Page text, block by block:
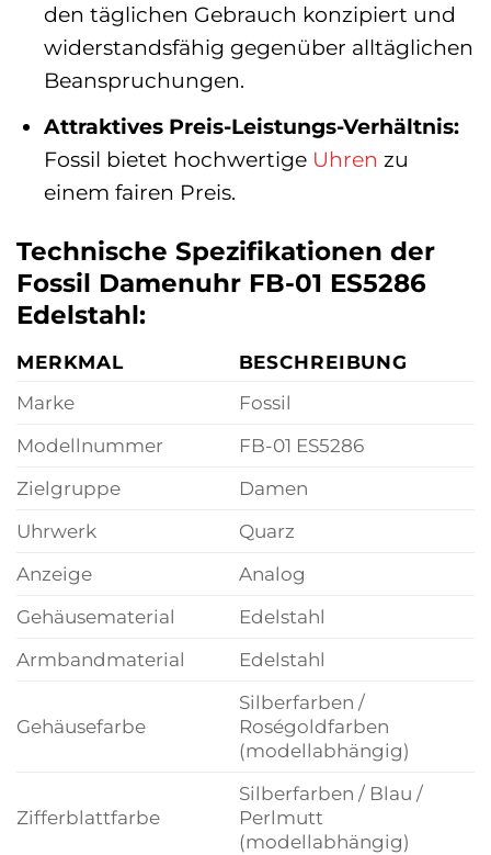
den täglichen Gebrauch konzipiert und
widerstandsfähig gegenüber alltäglichen
Beanspruchungen.
Attraktives Preis-Leistungs-Verhältnis:
Fossil bietet hochwertige Uhren zu
einem fairen Preis.
Technische Spezifikationen der
Fossil Damenuhr FB-01 ES5286
Edelstahl:
MERKMAL
BESCHREIBUNG
Marke
Fossil
Modellnummer
FB-01 ES5286
Zielgruppe
Damen
Uhrwerk
Quarz
Anzeige
Analog
Gehäusematerial
Edelstahl
Armbandmaterial
Edelstahl
Gehäusefarbe
Silberfarben /
Roségoldfarben
(modellabhängig)
Zifferblattfarbe
Silberfarben / Blau /
Perlmutt
(modellabhängig)